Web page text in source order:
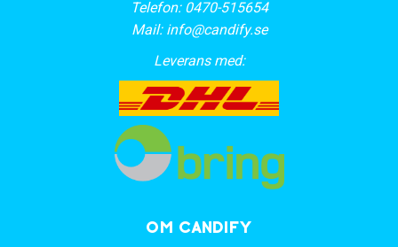
Telefon: 0470-515654
Mail: info@candify.se
Leverans med:
OM CANDIFY